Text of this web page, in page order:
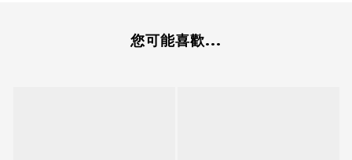
您可能喜歡...